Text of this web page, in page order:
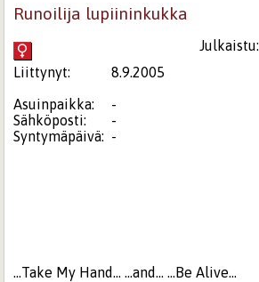
Runoilija lupiininkukka
Julkaistu:
Liittynyt:
8.9.2005
Asuinpaikka:
-
Sähköposti:
-
Syntymäpäivä: -
...Take My Hand... ...and... ...Be Alive...